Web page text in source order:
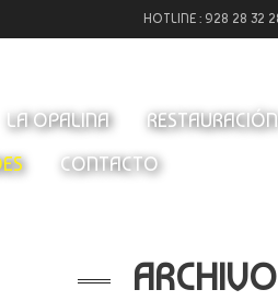
HOTLINE : 928 28 32
LA OPALINA RESTAURACIÓN
CONTACTO